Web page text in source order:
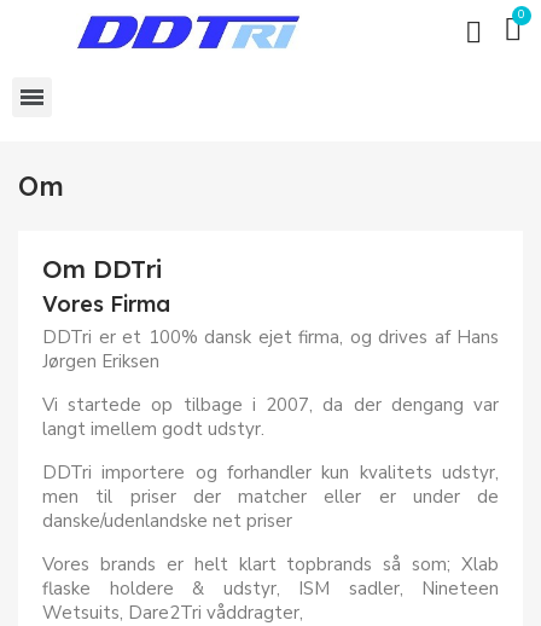
Om
Om DDTri
Vores Firma
DDTri er et 100% dansk ejet firma, og drives af Hans
Jørgen Eriksen
Vi startede op tilbage i 2007, da der dengang var
langt imellem godt udstyr.
DDTri importere og forhandler kun kvalitets udstyr,
men til priser der matcher eller er under de
danske/udenlandske net priser
Vores brands er helt klart topbrands så som; Xlab
flaske holdere & udstyr, ISM sadler, Nineteen
Wetsuits, Dare2Tri våddragter,